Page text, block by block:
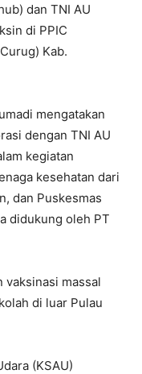
dan TNI AU
di PPIC
Kab.
mengatakan
dengan TNI AU
kegiatan
kesehatan dari
dan Puskesmas
didukung oleh PT
vaksinasi massal
di luar Pulau
(KSAU)